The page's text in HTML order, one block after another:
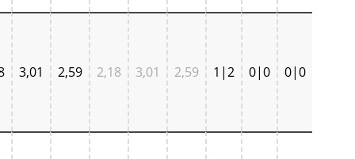
3,01 2,59 2,18 3,01 2,59 1|2 0|0 0|0